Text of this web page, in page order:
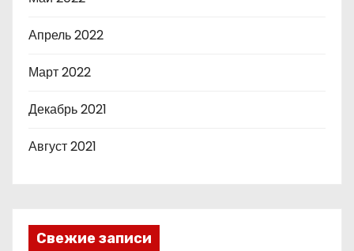
Апрель 2022
Март 2022
Декабрь 2021
Август 2021
Свежие записи